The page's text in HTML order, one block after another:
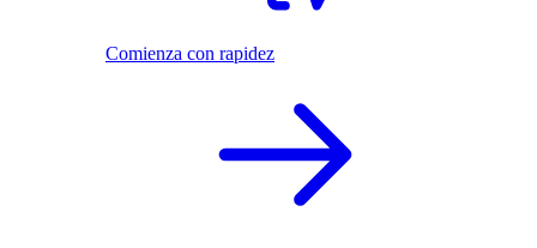
Comienza con rapidez